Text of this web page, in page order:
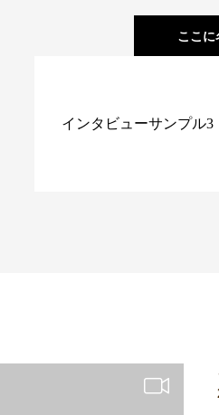
ここに
インタビューサンプル3